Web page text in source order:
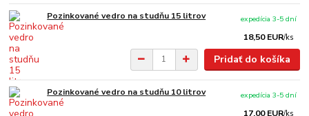
Pozinkované vedro na studňu 15 litrov
18,50 EUR/ks
expedícia 3-5 dní
Pridať do košíka
Pozinkované vedro na studňu 10 litrov
17,00 EUR/ks
expedícia 3-5 dní